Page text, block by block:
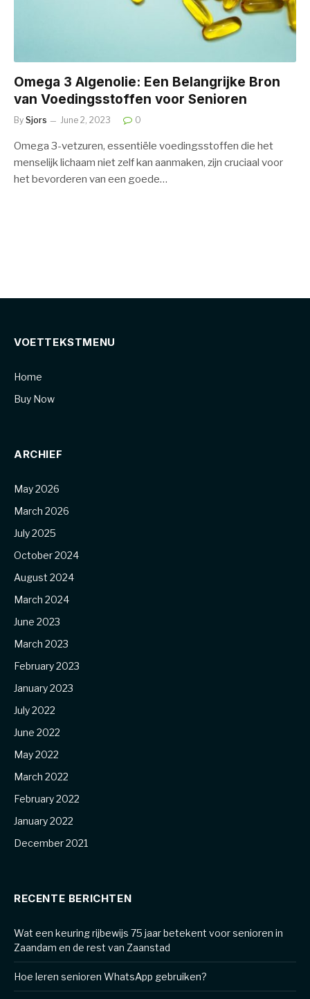
Omega 3 Algenolie: Een Belangrijke Bron
van Voedingsstoffen voor Senioren
By Sjors June 2, 2023 0
Omega 3-vetzuren, essentiële voedingsstoffen die het
menselijk lichaam niet zelf kan aanmaken, zijn cruciaal voor
het bevorderen van een goede…
VOETTEKSTMENU
Home
Buy Now
ARCHIEF
May 2026
March 2026
July 2025
October 2024
August 2024
March 2024
June 2023
March 2023
February 2023
January 2023
July 2022
June 2022
May 2022
March 2022
February 2022
January 2022
December 2021
RECENTE BERICHTEN
Wat een keuring rijbewijs 75 jaar betekent voor senioren in
Zaandam en de rest van Zaanstad
Hoe leren senioren WhatsApp gebruiken?